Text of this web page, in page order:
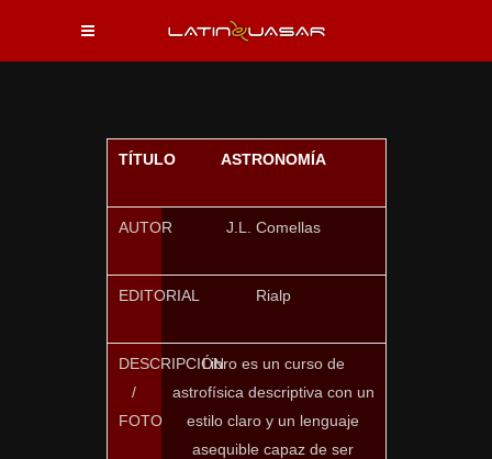
TÍTULO ASTRONOMÍA
AUTOR J.L. Comellas
EDITORIAL Rialp
DESCRIPCIÓN
/
FOTO
Libro es un curso de
astrofísica descriptiva con un
estilo claro y un lenguaje
asequible capaz de ser